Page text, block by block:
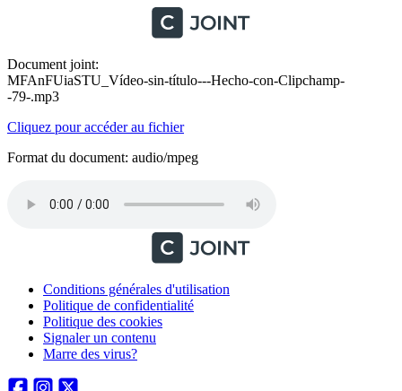
Document joint:
MFAnFUiaSTU_Vídeo-sin-título-‐-Hecho-con-Clipchamp-
-79-.mp3
Cliquez pour accéder au fichier
Format du document: audio/mpeg
Conditions générales d'utilisation
Politique de confidentialité
Politique des cookies
Signaler un contenu
Marre des virus?